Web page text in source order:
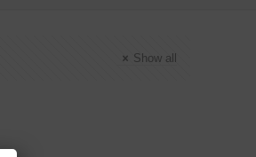
Show all